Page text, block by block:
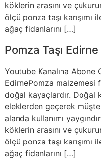
köklerin arasını ve
ölçü ponza taşı
ağaç fidanlarını […]
Pomza Taşı Edirne
Youtube Kanalına Abone
EdirnePomza malzemesi
doğal kayaçlardır. Doğal
eleklerden geçerek
alanda kullanımı
köklerin arasını ve
ölçü ponza taşı
ağaç fidanlarını […]